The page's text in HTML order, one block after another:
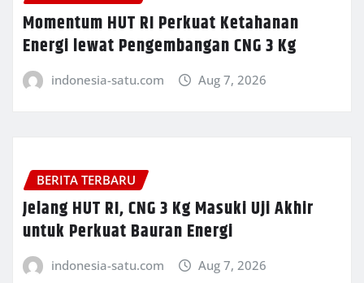
Momentum HUT RI Perkuat Ketahanan
Energi lewat Pengembangan CNG 3 Kg
indonesia-satu.com Aug 7, 2026
BERITA TERBARU
Jelang HUT RI, CNG 3 Kg Masuki Uji Akhir
untuk Perkuat Bauran Energi
indonesia-satu.com Aug 7, 2026